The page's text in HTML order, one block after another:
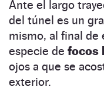
Ante el largo
del túnel es un
mismo, al final de
especie de focos
ojos a que se
exterior.